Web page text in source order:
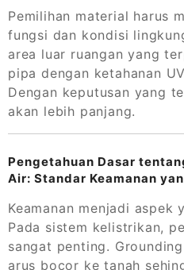
Pemilihan material harus
fungsi dan kondisi
area luar ruangan yang
pipa dengan ketahanan
Dengan keputusan yang
akan lebih panjang.
Pengetahuan Dasar
Air: Standar Keamanan
Keamanan menjadi
Pada sistem kelistrikan,
sangat penting.
arus bocor ke tanah